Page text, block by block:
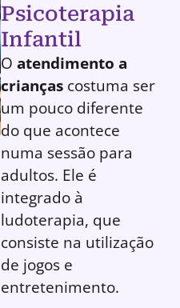
Psicoterapia
Infantil
O atendimento a
crianças costuma ser
um pouco diferente
do que acontece
numa sessão para
adultos. Ele é
integrado à
ludoterapia, que
consiste na utilização
de jogos e
entretenimento.